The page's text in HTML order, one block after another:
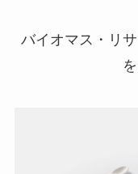
バイオマス・リ